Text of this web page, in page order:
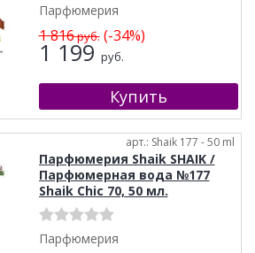
Парфюмерия
1 816руб.(-34%)
1 199 руб.
арт.: Shaik 177 - 50 ml
Парфюмерия Shaik SHAIK /
Парфюмерная вода №177
Shaik Chic 70, 50 мл.
Парфюмерия